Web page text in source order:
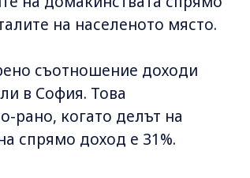
на населеното място.
съотношение доходи
в София. Това
рано, когато делът на
спрямо доход е 31%.